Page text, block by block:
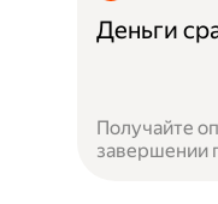
Деньги
Получайте
завершении